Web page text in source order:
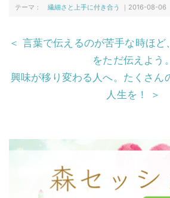
e
b
o
o
k
er
テーマ： 繊細さと上手に付き合う ｜2016-08-06
＜ 言葉で伝えるのが苦手な時ほ
をただ伝えよう。
興味が移り変わる人へ。たくさん
人生を！ ＞